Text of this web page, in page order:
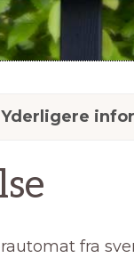
Yderligere
fra